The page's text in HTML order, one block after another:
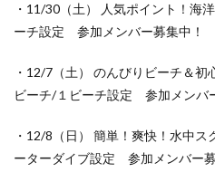
・11/30（土） 人気ポイント！
ーチ設定 参加メンバー募集中！
・12/7（土） のんびりビーチ＆
ビーチ/１ビーチ設定 参加メンバ
・12/8（日） 簡単！爽快！水中
ーターダイブ設定 参加メンバー募